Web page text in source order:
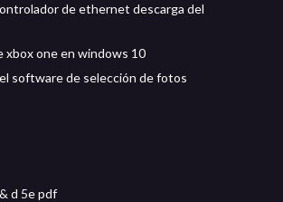
de ethernet descarga del
xbox one en windows 10
software de selección de fotos
d 5e pdf